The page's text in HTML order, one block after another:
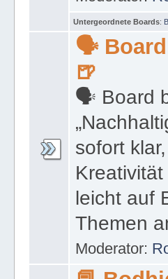
🍺
🗣 Board
sofort
leicht auf
Themen
Moderator:
📕